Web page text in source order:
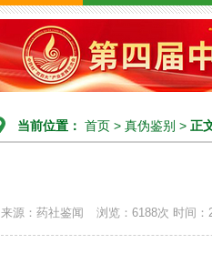
当前位置： 首页 > 真伪鉴别 > 正
来源：药社鉴闻 浏览：6188次 时间：